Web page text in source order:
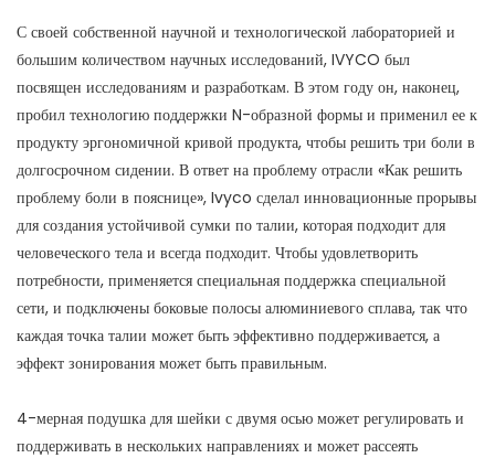
С своей собственной научной и технологической лабораторией и
большим количеством научных исследований, IVYCO был
посвящен исследованиям и разработкам. В этом году он, наконец,
пробил технологию поддержки N-образной формы и применил ее к
продукту эргономичной кривой продукта, чтобы решить три боли в
долгосрочном сидении. В ответ на проблему отрасли «Как решить
проблему боли в пояснице», Ivyco сделал инновационные прорывы
для создания устойчивой сумки по талии, которая подходит для
человеческого тела и всегда подходит. Чтобы удовлетворить
потребности, применяется специальная поддержка специальной
сети, и подключены боковые полосы алюминиевого сплава, так что
каждая точка талии может быть эффективно поддерживается, а
эффект зонирования может быть правильным.
4-мерная подушка для шейки с двумя осью может регулировать и
поддерживать в нескольких направлениях и может рассеять